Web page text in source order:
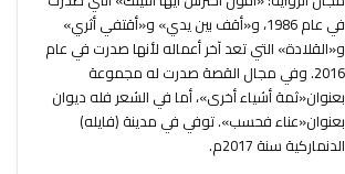
في عام 1986، و«أقف بين يدي» و«أقتفي أثري»
و«القلادة» التي تعد آخر أعماله لأنها صدرت في عام
2016. وفي مجال القصة صدرت له مجموعة
بعنوان«ثمة أشياء أخرى»، أما في الشعر فله ديوان
بعنوان«عناء فحسب». توفي في مدينة (فايله)
الدنماركية سنة 2017م.